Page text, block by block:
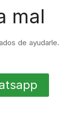
mal
de ayudarle.